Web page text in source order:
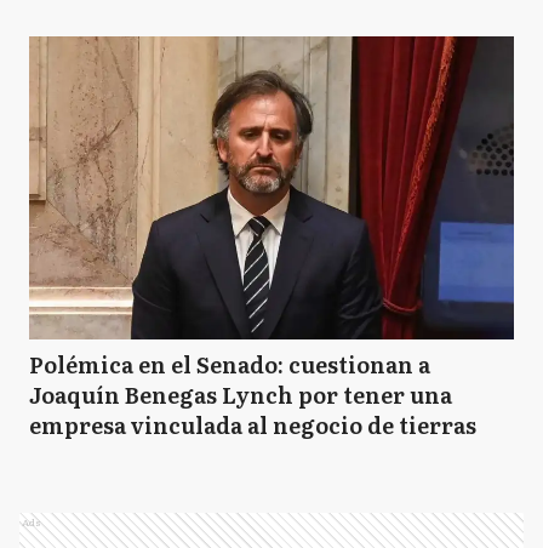
Polémica en el Senado: cuestionan a
Joaquín Benegas Lynch por tener una
empresa vinculada al negocio de tierras
Ads